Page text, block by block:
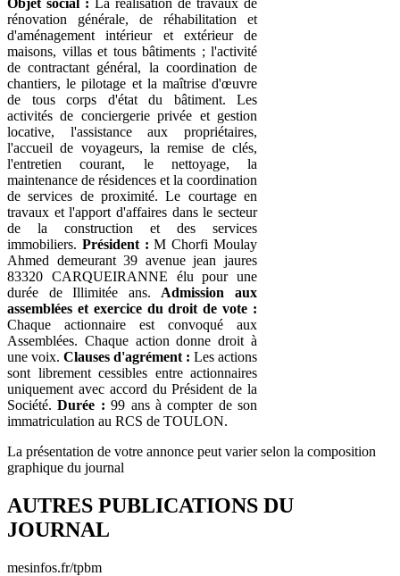
rénovation générale, de réhabilitation et
d'aménagement intérieur et extérieur de
maisons, villas et tous bâtiments ; l'activité
de contractant général, la coordination de
chantiers, le pilotage et la maîtrise d'œuvre
de tous corps d'état du bâtiment. Les
activités de conciergerie privée et gestion
locative, l'assistance aux propriétaires,
l'accueil de voyageurs, la remise de clés,
l'entretien courant, le nettoyage, la
maintenance de résidences et la coordination
de services de proximité. Le courtage en
travaux et l'apport d'affaires dans le secteur
de la construction et des services
immobiliers. Président : M Chorfi Moulay
Ahmed demeurant 39 avenue jean jaures
83320 CARQUEIRANNE élu pour une
durée de Illimitée ans. Admission aux
assemblées et exercice du droit de vote :
Chaque actionnaire est convoqué aux
Assemblées. Chaque action donne droit à
une voix. Clauses d'agrément : Les actions
sont librement cessibles entre actionnaires
uniquement avec accord du Président de la
Société.Durée : 99 ans à compter de son
immatriculation au RCS de TOULON.
La présentation de votre annonce peut varier selon la composition
graphique du journal
AUTRES PUBLICATIONS DU
JOURNAL
mesinfos.fr/tpbm